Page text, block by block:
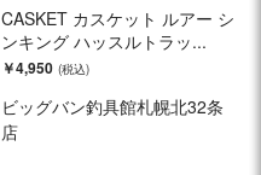
CASKET カスケット ルアー シ
ンキング ハッスルトラッ...
￥4,950
ビッグバン釣具館札幌北32条
店